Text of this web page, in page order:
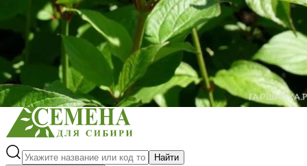
Садовый инструмент, инвентарь
Консервирование
Средства защиты, удобрения, добавки, химия
Обустройство сада, декор
Найти